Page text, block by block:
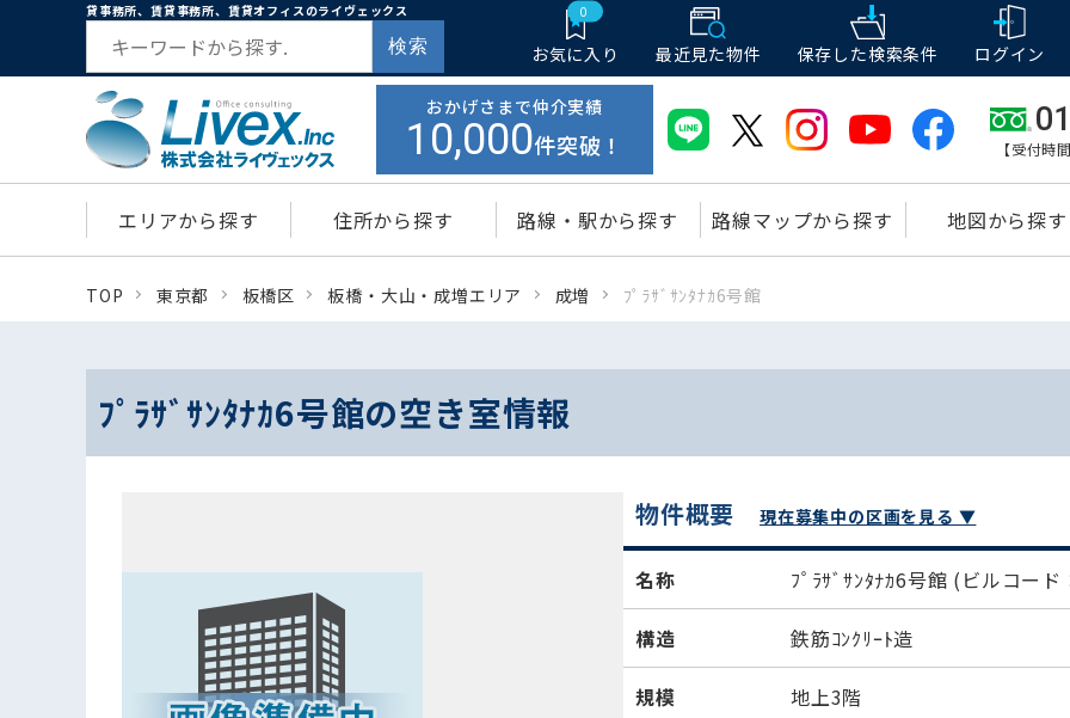
貸事務所、賃貸事務所、賃貸オフィスのライヴェックス
検索
0
お気に入り 最近見た物件 保存した検索条件 ログイン
おかげさまで仲介実績
10,000件突破！ 【受付時
エリアから探す 住所から探す 路線・駅から探す 路線マップから探す 地図から探す
TOP 東京都 板橋区 板橋・大山・成増エリア 成増 ﾌﾟﾗｻﾞｻﾝﾀﾅｶ6号館
ﾌﾟﾗｻﾞｻﾝﾀﾅｶ6号館の空き室情報
物件概要 現在募集中の区画を見る ▼
名称 ﾌﾟﾗｻﾞｻﾝﾀﾅｶ6号館 (ビルコード
構造 鉄筋ｺﾝｸﾘｰﾄ造
規模 地上3階